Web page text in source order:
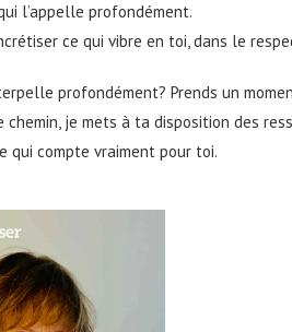
l’appelle profondément.
ce qui vibre en toi, dans le
profondément? Prends un
je mets à ta disposition des
qui compte vraiment pour toi.